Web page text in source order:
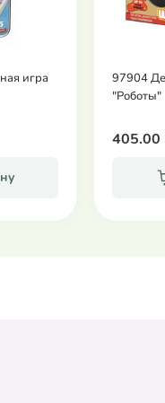
игра
97904
"Роботы"
405.00